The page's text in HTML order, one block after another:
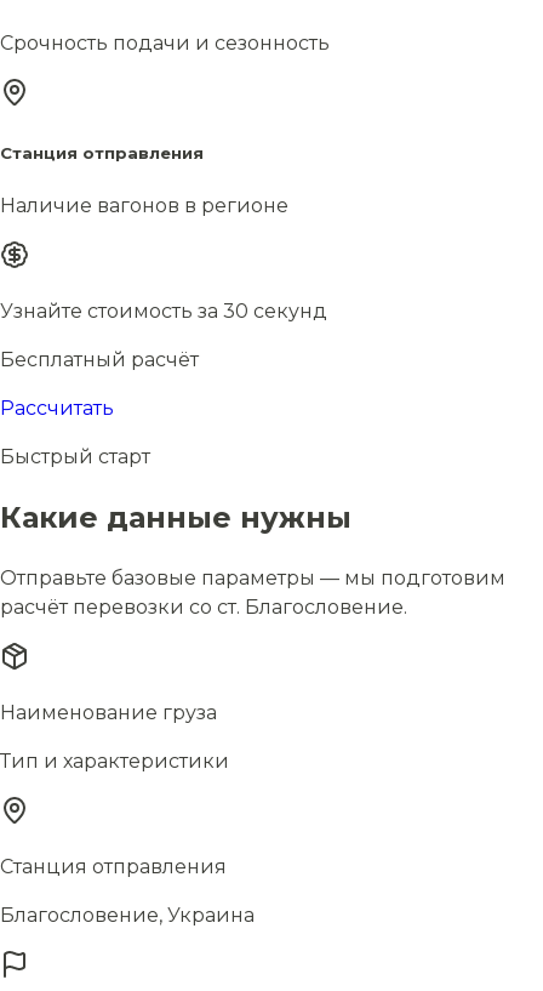
Срочность подачи и сезонность
Станция отправления
Наличие вагонов в регионе
Узнайте стоимость за 30 секунд
Бесплатный расчёт
Рассчитать
Быстрый старт
Какие данные нужны
Отправьте базовые параметры — мы подготовим
расчёт перевозки со ст. Благословение.
Наименование груза
Тип и характеристики
Станция отправления
Благословение, Украина